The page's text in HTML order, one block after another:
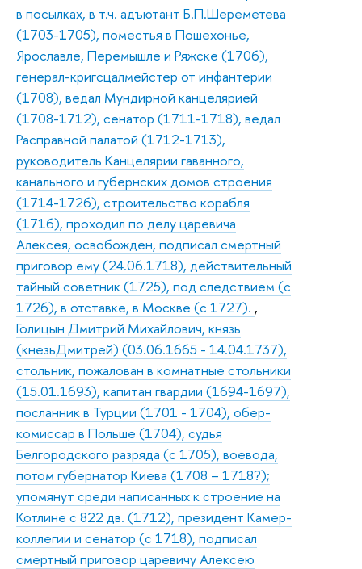
в посылках, в т.ч. адъютант Б.П.Шереметева
(1703-1705), поместья в Пошехонье,
Ярославле, Перемышле и Ряжске (1706),
генерал-кригсцалмейстер от инфантерии
(1708), ведал Мундирной канцелярией
(1708-1712), сенатор (1711-1718), ведал
Расправной палатой (1712-1713),
руководитель Канцелярии гаванного,
канального и губернских домов строения
(1714-1726), строительство корабля
(1716), проходил по делу царевича
Алексея, освобожден, подписал смертный
приговор ему (24.06.1718), действительный
тайный советник (1725), под следствием (с
1726), в отставке, в Москве (с 1727). ,
Голицын Дмитрий Михайлович, князь
(кнезьДмитрей) (03.06.1665 - 14.04.1737),
стольник, пожалован в комнатные стольники
(15.01.1693), капитан гвардии (1694-1697),
посланник в Турции (1701 - 1704), обер-
комиссар в Польше (1704), судья
Белгородского разряда (с 1705), воевода,
потом губернатор Киева (1708 – 1718?);
упомянут среди написанных к строение на
Котлине с 822 дв. (1712), президент Камер-
коллегии и сенатор (с 1718), подписал
смертный приговор царевичу Алексею